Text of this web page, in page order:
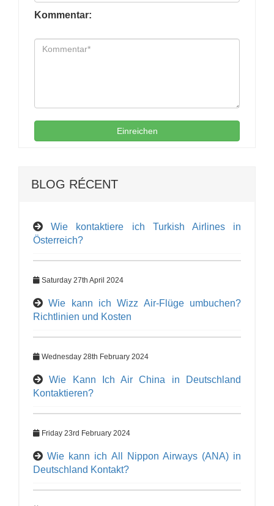
Kommentar:
Einreichen
BLOG RÉCENT
Wie kontaktiere ich Turkish Airlines in
Österreich?
Saturday 27th April 2024
Wie kann ich Wizz Air-Flüge umbuchen?
Richtlinien und Kosten
Wednesday 28th February 2024
Wie Kann Ich Air China in Deutschland
Kontaktieren?
Friday 23rd February 2024
Wie kann ich All Nippon Airways (ANA) in
Deutschland Kontakt?